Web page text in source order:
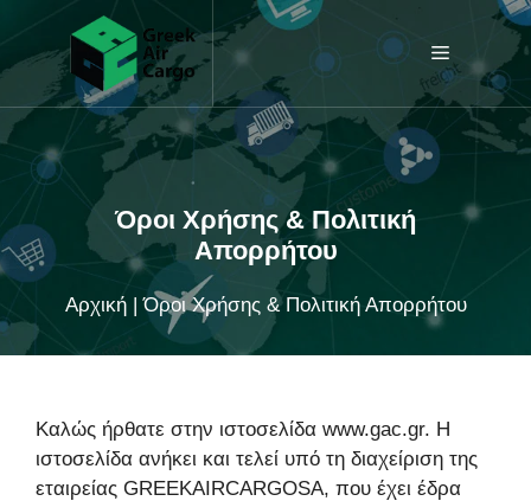
περιεχόμενο
Menu
Όροι Χρήσης & Πολιτική
Απορρήτου
Αρχική|Όροι Χρήσης & Πολιτική Απορρήτου
Καλώς ήρθατε στην ιστοσελίδα www.gac.gr. Η
ιστοσελίδα ανήκει και τελεί υπό τη διαχείριση της
εταιρείας GREEKAIRCARGOSA, που έχει έδρα